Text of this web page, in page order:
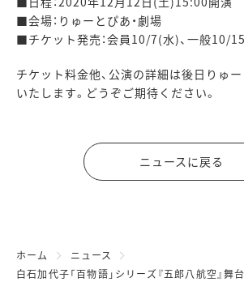
■会場：りゅーとぴあ・劇場
■チケット発売：会員10/7(水)、一般10/
チケット料金他、公演の詳細は後日りゅ
いたします。どうぞご期待ください。
ニュースに戻る
ホーム
ニュース
白石加代子「百物語」シリーズ『五郎八航空』舞